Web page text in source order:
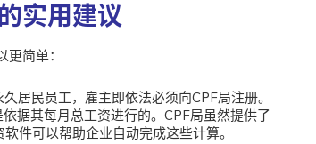
实用建议
简单：
居民员工，雇主即依法必须向CPF局注册。
据其每月总工资进行的。CPF局虽然提供了
件可以帮助企业自动完成这些计算。